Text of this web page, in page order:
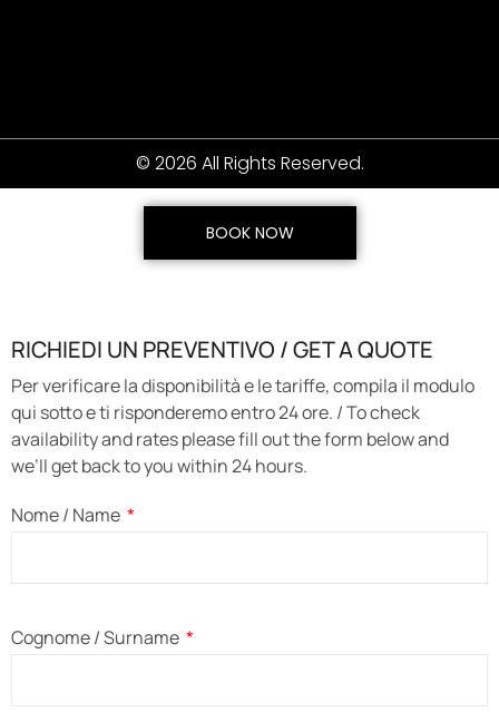
© 2026 All Rights Reserved.
BOOK NOW
RICHIEDI UN PREVENTIVO / GET A QUOTE
Per verificare la disponibilità e le tariffe, compila il modulo
qui sotto e ti risponderemo entro 24 ore. / To check
availability and rates please fill out the form below and
we’ll get back to you within 24 hours.
Nome / Name
Cognome / Surname